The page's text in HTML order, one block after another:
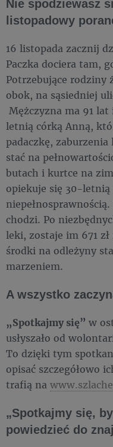
Nie spodziewasz
listopadowy
16 listopada zacznij
Paczka dociera tam,
Potrzebujące rodziny
obok, na sąsiedniej
Mężczyzna ma 91
letnią córką Anną,
padaczkę,
stać na
butach i kurtce na
opiekuje się 30-letnią
chodzi. Po
leki, zostaje im 671
środki na odleżyny
marzeniem.
A wszystko
„Spotkajmy się” w
usłyszało od
To dzięki tym
opisać szczegółowo
trafią na
„Spotkajmy się,
powiedzieć do